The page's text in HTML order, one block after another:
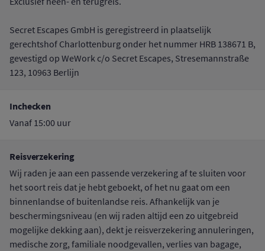
Secret Escapes GmbH is geregistreerd in plaatselijk
gerechtshof Charlottenburg onder het nummer HRB 138671 B,
gevestigd op WeWork c/o Secret Escapes, Stresemannstraße
123, 10963 Berlijn
Inchecken
Vanaf 15:00 uur
Reisverzekering
Wij raden je aan een passende verzekering af te sluiten voor
het soort reis dat je hebt geboekt, of het nu gaat om een
binnenlandse of buitenlandse reis. Afhankelijk van je
beschermingsniveau (en wij raden altijd een zo uitgebreid
mogelijke dekking aan), dekt je reisverzekering annuleringen,
medische zorg, familiale noodgevallen, verlies van bagage,